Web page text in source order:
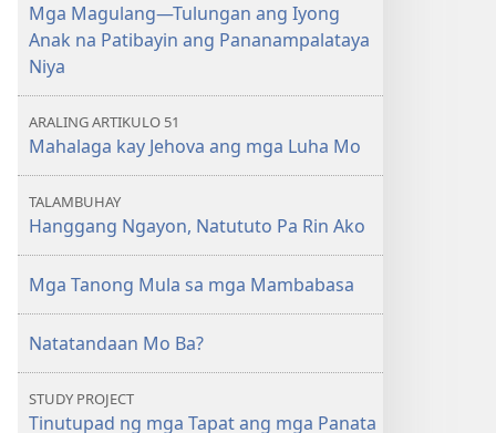
Mga Magulang​—Tulungan ang Iyong
Anak na Patibayin ang Pananampalataya
Niya
ARALING ARTIKULO 51
Mahalaga kay Jehova ang mga Luha Mo
TALAMBUHAY
Hanggang Ngayon, Natututo Pa Rin Ako
Mga Tanong Mula sa mga Mambabasa
Natatandaan Mo Ba?
STUDY PROJECT
Tinutupad ng mga Tapat ang mga Panata